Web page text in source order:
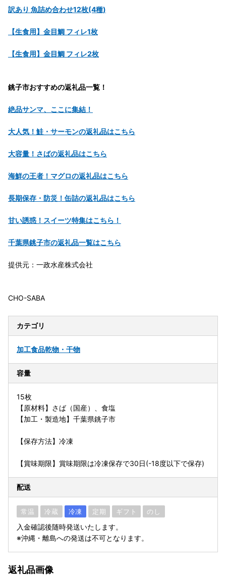
訳あり 魚詰め合わせ12枚(4種)
【生食用】金目鯛 フィレ1枚
【生食用】金目鯛 フィレ2枚
銚子市おすすめの返礼品一覧！
絶品サンマ、ここに集結！
大人気！鮭・サーモンの返礼品はこちら
大容量！さばの返礼品はこちら
海鮮の王者！マグロの返礼品はこちら
長期保存・防災！缶詰の返礼品はこちら
甘い誘惑！スイーツ特集はこちら！
千葉県銚子市の返礼品一覧はこちら
提供元：一政水産株式会社
CHO-SABA
カテゴリ
加工食品乾物・干物
容量
15枚
【原材料】さば（国産）、食塩
【加工・製造地】千葉県銚子市
【保存方法】冷凍
【賞味期限】賞味期限は冷凍保存で30日(-18度以下で保存)
配送
常温 冷蔵 冷凍 定期 ギフト のし
入金確認後随時発送いたします。
※沖縄・離島への発送は不可となります。
返礼品画像